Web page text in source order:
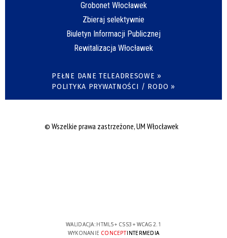
Grobonet Włocławek
Zbieraj selektywnie
Biuletyn Informacji Publicznej
Rewitalizacja Włocławek
PEŁNE DANE TELEADRESOWE »
POLITYKA PRYWATNOŚCI / RODO »
© Wszelkie prawa zastrzeżone, UM Włocławek
WALIDACJA: HTML5+ CSS3 + WCAG 2.1
WYKONANIE CONCEPTINTERMEDIA